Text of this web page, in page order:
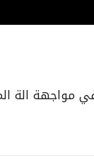
مواجهة الة